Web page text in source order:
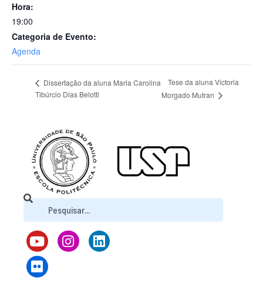
Hora:
19:00
Categoria de Evento:
Agenda
Dissertação da aluna Maria Carolina
Tibúrcio Dias Belotti
Tese da aluna Victoria
Morgado Mutran